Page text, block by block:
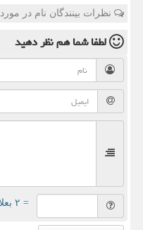
نظرات بینندگان نام در
لطفا شما همنظر دهید
= ۲ بعلاوه ۴